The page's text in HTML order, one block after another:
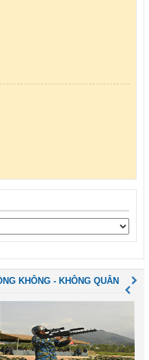
KHÔNG - KHÔNG QUÂN